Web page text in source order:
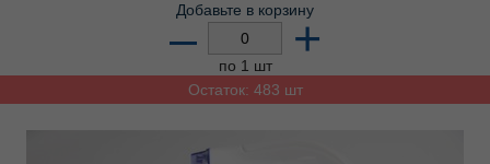
Добавьте в корзину
– +
по 1 шт
Остаток: 483 шт